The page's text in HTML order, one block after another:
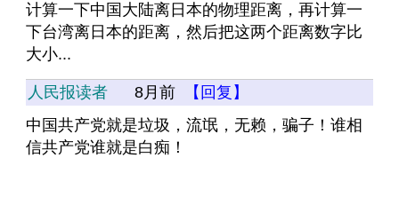
计算一下中国大陆离日本的物理距离，再计算一
下台湾离日本的距离，然后把这两个距离数字比
大小...
人民报读者 8月前
【回复】
中国共产党就是垃圾，流氓，无赖，骗子！谁相
信共产党谁就是白痴！